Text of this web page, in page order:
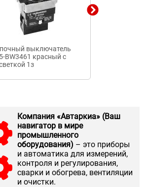
выключатель
BW3461 красный с
1з
Компания «Автаркиа» (Ваш
навигатор в мире
промышленного
оборудования) – это приборы
и автоматика для измерений,
контроля и регулирования,
сварки и обогрева, вентиляции
и очистки.